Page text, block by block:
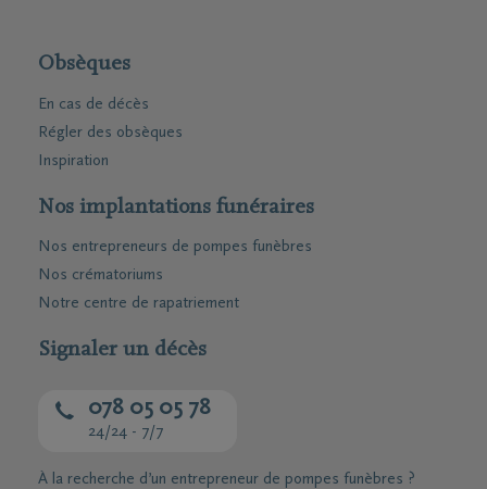
Obsèques
En cas de décès
Régler des obsèques
Inspiration
Nos implantations funéraires
Nos entrepreneurs de pompes funèbres
Nos crématoriums
Notre centre de rapatriement
Signaler un décès
078 05 05 78
24/24 - 7/7
À la recherche d’un entrepreneur de pompes funèbres ?